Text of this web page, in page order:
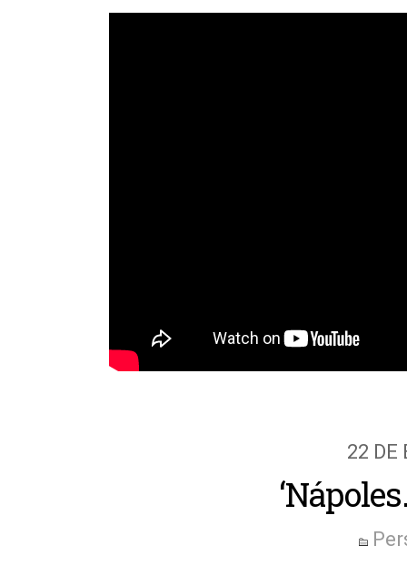
22 DE